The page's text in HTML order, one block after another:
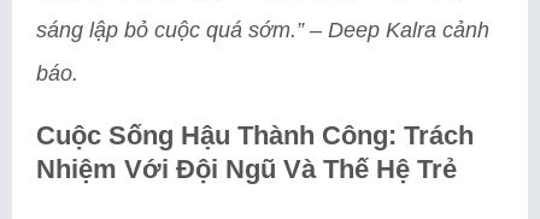
sáng lập bỏ cuộc quá sớm.”– Deep Kalra cảnh
báo.
Cuộc Sống Hậu Thành Công: Trách
Nhiệm Với Đội Ngũ Và Thế Hệ Trẻ